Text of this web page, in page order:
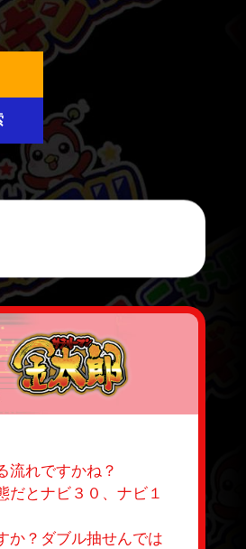
流れですかね？
だとナビ３０、ナビ１
か？ダブル抽せんでは